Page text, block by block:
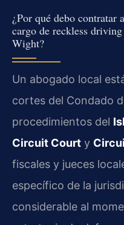
¿Por qué debo contratar
cargo de reckless
Wight?
Un abogado local
cortes del Condado
procedimientos del
Circuit Court y
fiscales y jueces
específico de la
considerable al